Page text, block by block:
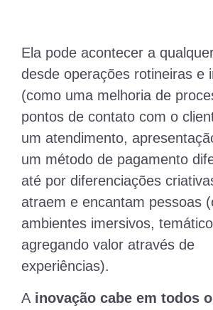
Ela pode acontecer a
desde operações rotineiras e
(como uma melhoria de
pontos de contato com o
um atendimento,
um método de pagamento
até por diferenciações
atraem e encantam pessoas
ambientes imersivos,
agregando valor através de
experiências).
A inovação cabe em todos